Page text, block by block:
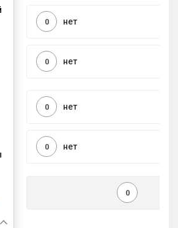
нет
0
нет
0
нет
0
нет
0
0